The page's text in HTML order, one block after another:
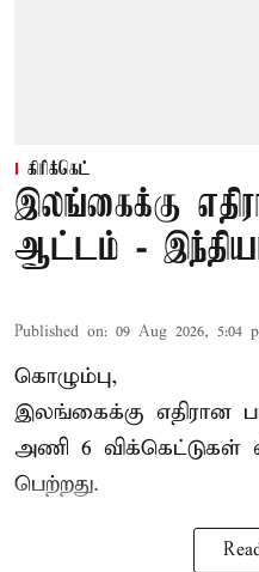
கிரிக்கெட்
இலங்கைக்கு
ஆட்டம் -
Published on: 09 Aug 2026, 5:04
கொழும்பு,
இலங்கைக்கு எதிரான
அணி 6 விக்கெட்டுகள்
பெற்றது.